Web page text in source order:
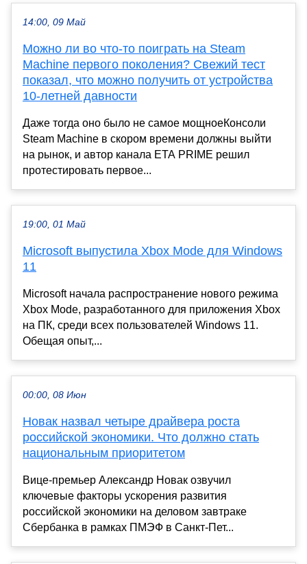
14:00, 09 Май
Можно ли во что-то поиграть на Steam
Machine первого поколения? Свежий тест
показал, что можно получить от устройства
10-летней давности
Даже тогда оно было не самое мощноеКонсоли
Steam Machine в скором времени должны выйти
на рынок, и автор канала ETA PRIME решил
протестировать первое...
19:00, 01 Май
Microsoft выпустила Xbox Mode для Windows
11
Microsoft начала распространение нового режима
Xbox Mode, разработанного для приложения Xbox
на ПК, среди всех пользователей Windows 11.
Обещая опыт,...
00:00, 08 Июн
Новак назвал четыре драйвера роста
российской экономики. Что должно стать
национальным приоритетом
Вице-премьер Александр Новак озвучил
ключевые факторы ускорения развития
российской экономики на деловом завтраке
Сбербанка в рамках ПМЭФ в Санкт-Пет...